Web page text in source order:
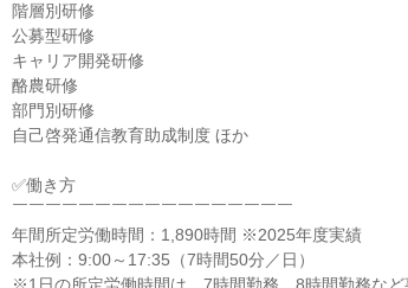
階層別研修
公募型研修
キャリア開発研修
酪農研修
部門別研修
自己啓発通信教育助成制度 ほか
✅働き方
￣￣￣￣￣￣￣￣￣￣￣￣￣￣￣￣￣
年間所定労働時間：1,890時間 ※2025年度実績
本社例：9:00～17:35（7時間50分／日）